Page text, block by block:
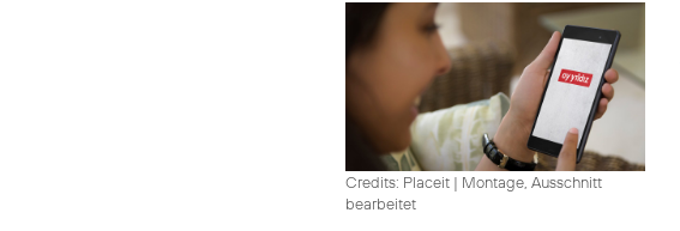
Credits: Placeit | Montage, Ausschnitt
bearbeitet